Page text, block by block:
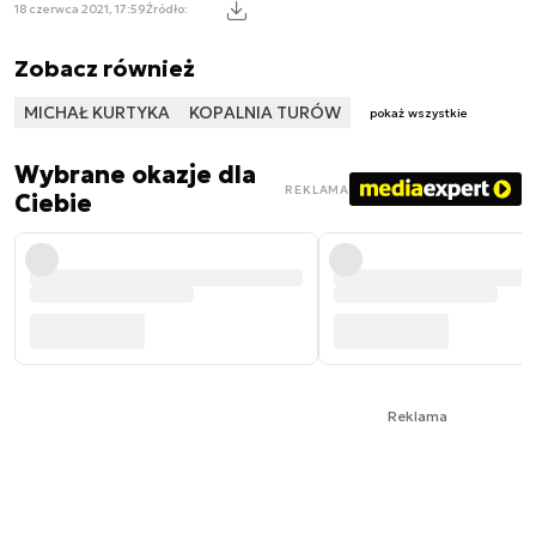
18 czerwca 2021, 17:59Źródło:
Zobacz również
MICHAŁ KURTYKA KOPALNIA TURÓW pokaż wszystkie
Wybrane okazje dla
Ciebie
REKLAMA
Reklama